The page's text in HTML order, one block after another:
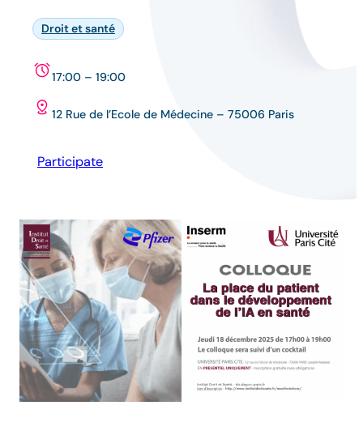
Droit et santé
17:00 – 19:00
12 Rue de l’Ecole de Médecine – 75006 Paris
Participate